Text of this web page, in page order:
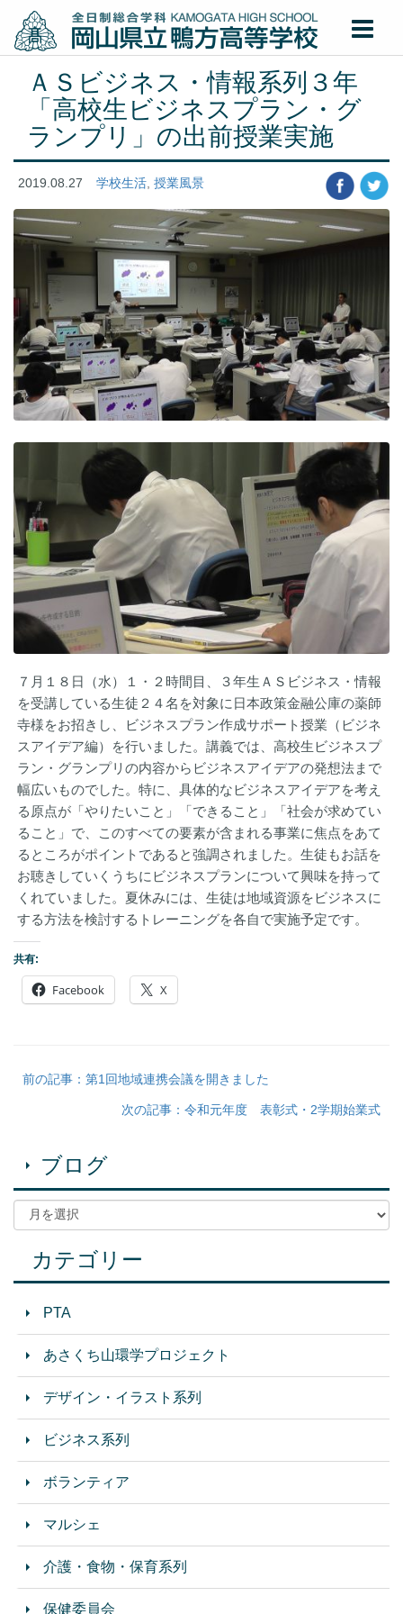
ＡＳビジネス・情報系列３年
「高校生ビジネスプラン・グ
ランプリ」の出前授業実施
2019.08.27 学校生活 授業風景
７月１８日（水）１・２時間目、３年生ＡＳビジネス・情報
を受講している生徒２４名を対象に日本政策金融公庫の薬師
寺様をお招きし、ビジネスプラン作成サポート授業（ビジネ
スアイデア編）を行いました。講義では、高校生ビジネスプ
ラン・グランプリの内容からビジネスアイデアの発想法まで
幅広いものでした。特に、具体的なビジネスアイデアを考え
る原点が「やりたいこと」「できること」「社会が求めてい
ること」で、このすべての要素が含まれる事業に焦点をあて
るところがポイントであると強調されました。生徒もお話を
お聴きしていくうちにビジネスプランについて興味を持って
くれていました。夏休みには、生徒は地域資源をビジネスに
する方法を検討するトレーニングを各自で実施予定です。
共有:
Facebook X
前の記事：第1回地域連携会議を開きました
次の記事：令和元年度 表彰式・2学期始業式
ブログ
カテゴリー
PTA
あさくち山環学プロジェクト
デザイン・イラスト系列
ビジネス系列
ボランティア
マルシェ
介護・食物・保育系列
保健委員会